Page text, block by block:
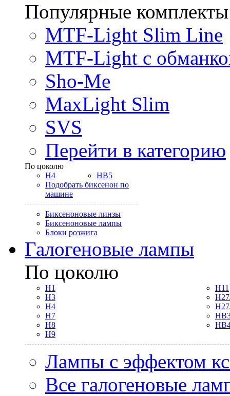
Популярные комплекты
MTF-Light Slim Line
MTF-Light с
Sho-Me
MaxLight Slim
SVS
Перейти в категорию
По цоколю
H4
HB5
Подобрать биксенон по
машине
Биксеноновые линзы
Биксеноновые лампы
Блоки розжига
Галогеновые лампы
По цоколю
H1
H3
H4
H7
H8
H9
H11
Лампы с эффектом
Все галогеновые